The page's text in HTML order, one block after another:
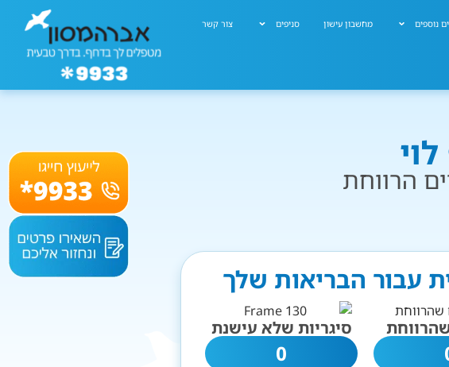
נוספים מחשבון עישון סניפים צור קשר
הרווחת
עבור הבריאות שלך
סיגריות שלא עישנת
0